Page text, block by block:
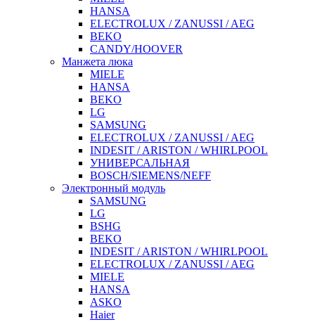
HANSA
ELECTROLUX / ZANUSSI / AEG
BEKO
CANDY/HOOVER
Манжета люка
MIELE
HANSA
BEKO
LG
SAMSUNG
ELECTROLUX / ZANUSSI / AEG
INDESIT / ARISTON / WHIRLPOOL
УНИВЕРСАЛЬНАЯ
BOSCH/SIEMENS/NEFF
Электронный модуль
SAMSUNG
LG
BSHG
BEKO
INDESIT / ARISTON / WHIRLPOOL
ELECTROLUX / ZANUSSI / AEG
MIELE
HANSA
ASKO
Haier